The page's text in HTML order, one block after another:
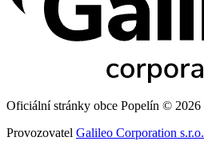
Oficiální stránky obce Popelín © 2026
Provozovatel Galileo Corporation s.r.o.